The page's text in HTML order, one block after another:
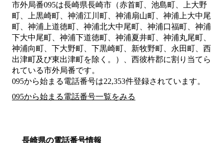
市外局番095は長崎県長崎市（赤首町、池島町、上大野
町、上黒崎町、神浦江川町、神浦扇山町、神浦上大中尾
町、神浦上道徳町、神浦北大中尾町、神浦口福町、神浦
下大中尾町、神浦下道徳町、神浦夏井町、神浦丸尾町、
神浦向町、下大野町、下黒崎町、新牧野町、永田町、西
出津町及び東出津町を除く。）、西彼杵郡に割り当てら
れている市外局番です。
095から始まる電話番号は22,353件登録されています。
095から始まる電話番号一覧をみる
長崎県の電話番号情報